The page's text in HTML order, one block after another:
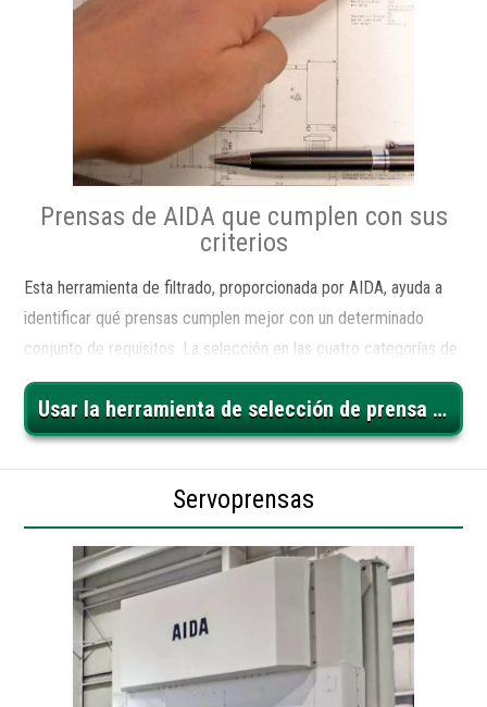
Prensas de AIDA que cumplen con sus
criterios
Esta herramienta de filtrado, proporcionada por AIDA, ayuda a
identificar qué prensas cumplen mejor con un determinado
conjunto de requisitos. La selección en las cuatro categorías de
Aplicación, Tonelaje, Longitud de la carrera y Tamaño de la
cama ayuda a reducir la búsqueda de una prensa de estampado.
Usar la herramienta de selección de prensa de AIDA
Servoprensas